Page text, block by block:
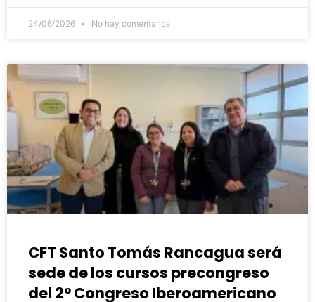
24/06/2026 No hay comentarios
CFT Santo Tomás Rancagua será
sede de los cursos precongreso
del 2° Congreso Iberoamericano